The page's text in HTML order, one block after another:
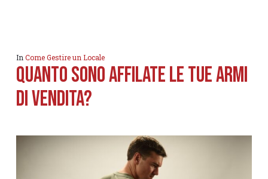
InCome Gestire un Locale
Quanto sono affilate le tue armi
di vendita?